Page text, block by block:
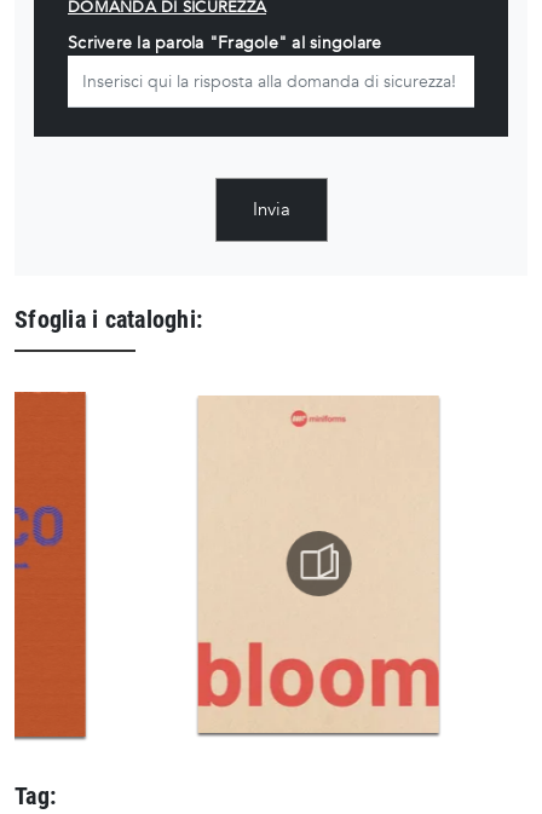
DOMANDA DI SICUREZZA
Scrivere la parola "Fragole" al singolare
Invia
Sfoglia i cataloghi:
Tag: